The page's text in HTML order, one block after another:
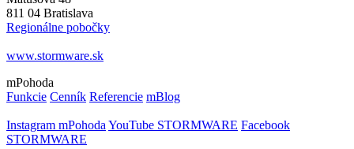
811 04 Bratislava
Regionálne pobočky
www.stormware.sk
mPohoda
Funkcie Cenník Referencie mBlog
Instagram mPohoda YouTube STORMWARE Facebook
STORMWARE